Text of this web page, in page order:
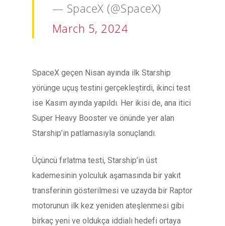
— SpaceX (@SpaceX)
March 5, 2024
SpaceX geçen Nisan ayında ilk Starship
yörünge uçuş testini gerçekleştirdi, ikinci test
ise Kasım ayında yapıldı. Her ikisi de, ana itici
Super Heavy Booster ve önünde yer alan
Starship’in patlamasıyla sonuçlandı.
Üçüncü fırlatma testi, Starship’in üst
kademesinin yolculuk aşamasında bir yakıt
transferinin gösterilmesi ve uzayda bir Raptor
motorunun ilk kez yeniden ateşlenmesi gibi
birkaç yeni ve oldukça iddialı hedefi ortaya